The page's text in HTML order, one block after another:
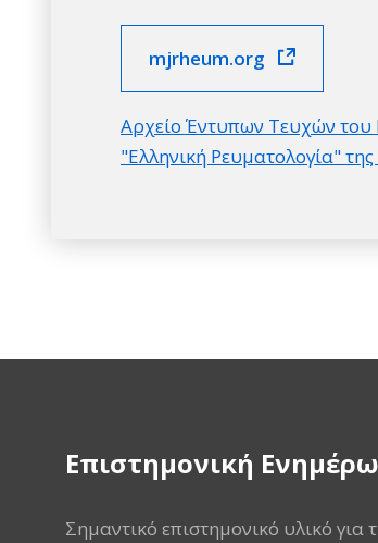
mjrheum.org
Αρχείο Έντυπων Τευχών του
"Ελληνική Ρευματολογία"
Επιστημονική
Σημαντικό επιστημονικό υλικό για